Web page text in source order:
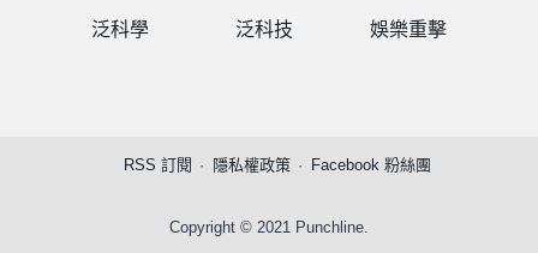
泛科學 泛科技 娛樂重擊
RSS 訂閱 隱私權政策 Facebook 粉絲團
Copyright © 2021 Punchline.